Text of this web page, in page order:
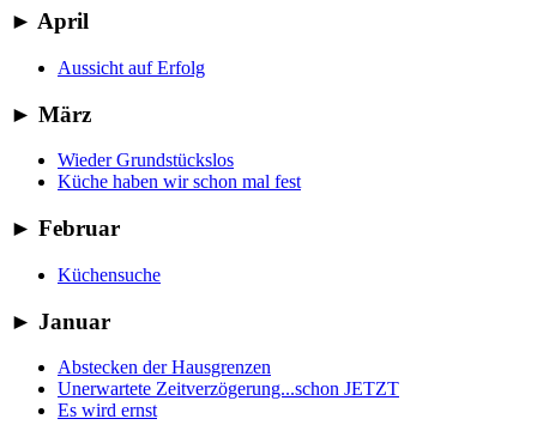
► April
Aussicht auf Erfolg
► März
Wieder Grundstückslos
Küche haben wir schon mal fest
► Februar
Küchensuche
► Januar
Abstecken der Hausgrenzen
Unerwartete Zeitverzögerung...schon JETZT
Es wird ernst